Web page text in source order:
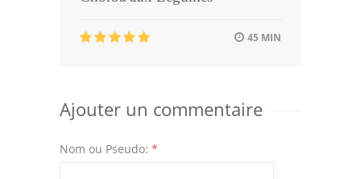
45 MIN
Ajouter un commentaire
Nom ou Pseudo: *